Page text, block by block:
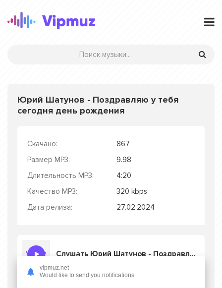
Юрий Шатунов - Поздравляю у тебя
сегодня день рождения
Скачано:
867
Размер MP3:
9.98
Длительность MP3:
4:20
Качество MP3:
320 kbps
Дата релиза:
27.02.2024
Слушать Юрий Шатунов - Поздравляю у тебя сегодня день рождения
vipmuz.net
Would like to send you notifications